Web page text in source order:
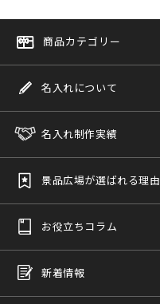
商品カテゴリー
名入れについて
名入れ制作実績
景品広場が選ばれる理由
お役立ちコラム
新着情報